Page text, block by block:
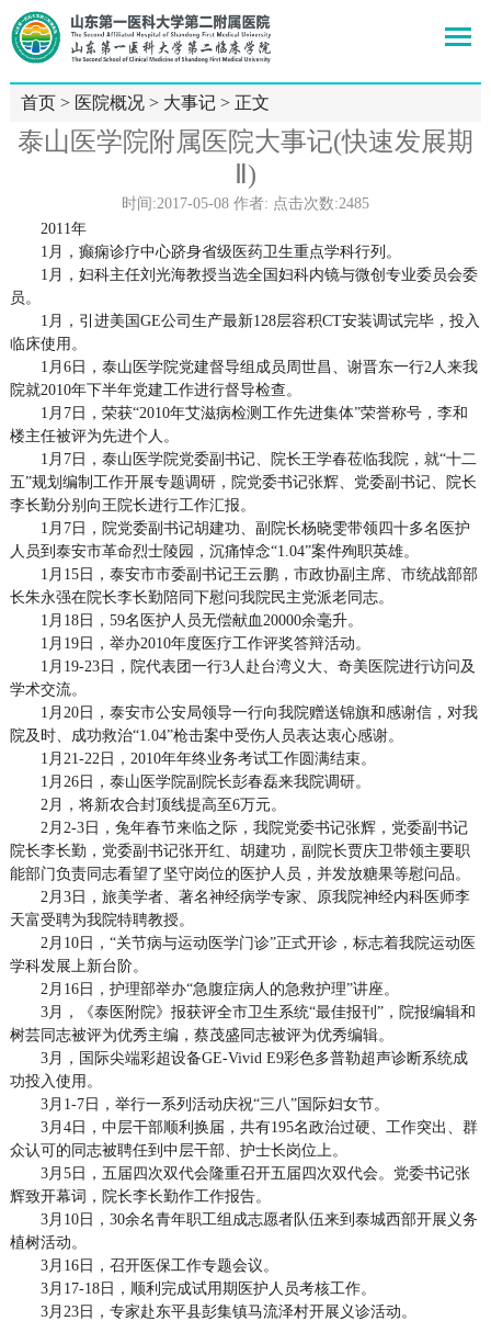
首页> 医院概况> 大事记> 正文
泰山医学院附属医院大事记(快速发展期
Ⅱ)
时间:2017-05-08 作者: 点击次数:2485
2011年
1月，癫痫诊疗中心跻身省级医药卫生重点学科行列。
1月，妇科主任刘光海教授当选全国妇科内镜与微创专业委员会委
员。
1月，引进美国GE公司生产最新128层容积CT安装调试完毕，投入
临床使用。
1月6日，泰山医学院党建督导组成员周世昌、谢晋东一行2人来我
院就2010年下半年党建工作进行督导检查。
1月7日，荣获“2010年艾滋病检测工作先进集体”荣誉称号，李和
楼主任被评为先进个人。
1月7日，泰山医学院党委副书记、院长王学春莅临我院，就“十二
五”规划编制工作开展专题调研，院党委书记张辉、党委副书记、院长
李长勤分别向王院长进行工作汇报。
1月7日，院党委副书记胡建功、副院长杨晓雯带领四十多名医护
人员到泰安市革命烈士陵园，沉痛悼念“1.04”案件殉职英雄。
1月15日，泰安市市委副书记王云鹏，市政协副主席、市统战部部
长朱永强在院长李长勤陪同下慰问我院民主党派老同志。
1月18日，59名医护人员无偿献血20000余毫升。
1月19日，举办2010年度医疗工作评奖答辩活动。
1月19-23日，院代表团一行3人赴台湾义大、奇美医院进行访问及
学术交流。
1月20日，泰安市公安局领导一行向我院赠送锦旗和感谢信，对我
院及时、成功救治“1.04”枪击案中受伤人员表达衷心感谢。
1月21-22日，2010年年终业务考试工作圆满结束。
1月26日，泰山医学院副院长彭春磊来我院调研。
2月，将新农合封顶线提高至6万元。
2月2-3日，兔年春节来临之际，我院党委书记张辉，党委副书记
院长李长勤，党委副书记张开红、胡建功，副院长贾庆卫带领主要职
能部门负责同志看望了坚守岗位的医护人员，并发放糖果等慰问品。
2月3日，旅美学者、著名神经病学专家、原我院神经内科医师李
天富受聘为我院特聘教授。
2月10日，“关节病与运动医学门诊”正式开诊，标志着我院运动医
学科发展上新台阶。
2月16日，护理部举办“急腹症病人的急救护理”讲座。
3月，《泰医附院》报获评全市卫生系统“最佳报刊”，院报编辑和
树芸同志被评为优秀主编，蔡茂盛同志被评为优秀编辑。
3月，国际尖端彩超设备GE-Vivid E9彩色多普勒超声诊断系统成
功投入使用。
3月1-7日，举行一系列活动庆祝“三八”国际妇女节。
3月4日，中层干部顺利换届，共有195名政治过硬、工作突出、群
众认可的同志被聘任到中层干部、护士长岗位上。
3月5日，五届四次双代会隆重召开五届四次双代会。党委书记张
辉致开幕词，院长李长勤作工作报告。
3月10日，30余名青年职工组成志愿者队伍来到泰城西部开展义务
植树活动。
3月16日，召开医保工作专题会议。
3月17-18日，顺利完成试用期医护人员考核工作。
3月23日，专家赴东平县彭集镇马流泽村开展义诊活动。